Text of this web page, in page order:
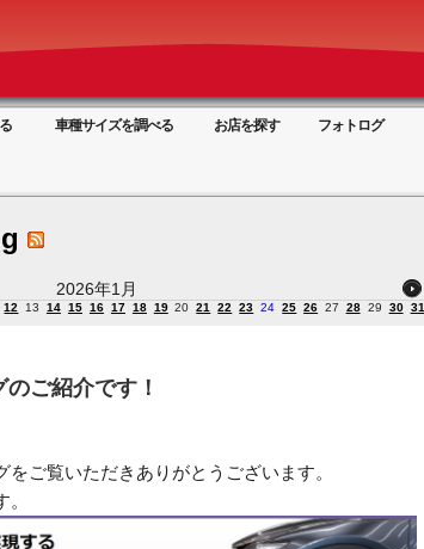
車種サイズを調べる お店を探す フォトログ
2026年1月
12 13 14 15 16 17 18 19 20 21 22 23 24 25 26 27 28 29 30 31
ご紹介です！
ご覧いただきありがとうございます。